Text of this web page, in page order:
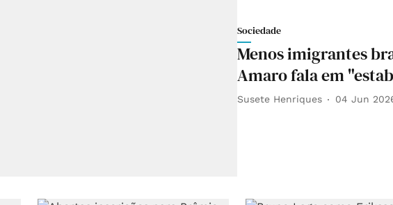
Sociedade
Menos imigrantes
Amaro fala em
Susete Henriques 04 Jun